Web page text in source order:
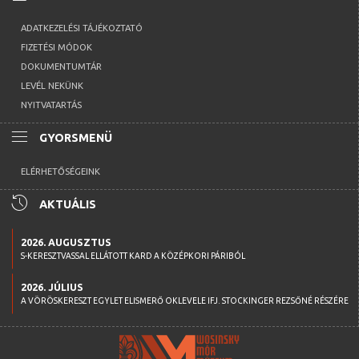
ADATKEZELÉSI TÁJÉKOZTATÓ
FIZETÉSI MÓDOK
DOKUMENTUMTÁR
LEVÉL NEKÜNK
NYITVATARTÁS
menu GYORSMENÜ
ELÉRHETŐSÉGEINK
history AKTUÁLIS
2026. AUGUSZTUS
S-KERESZTVASSAL ELLÁTOTT KARD A KÖZÉPKORI PÁRIBÓL
2026. JÚLIUS
A VÖRÖSKERESZT EGYLET ELISMERŐ OKLEVELE IFJ. STOCKINGER REZSŐNÉ RÉSZÉRE